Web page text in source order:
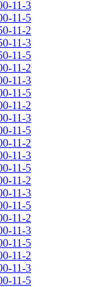
11-3
11-5
11-2
11-3
11-5
11-2
11-3
11-5
11-2
11-3
11-5
11-2
11-3
11-5
11-2
11-3
11-5
11-2
11-3
11-5
11-2
11-3
11-5